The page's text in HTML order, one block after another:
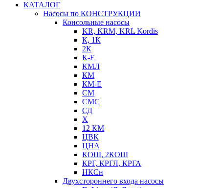
КАТАЛОГ
Насосы по КОНСТРУКЦИИ
Консольные насосы
KR, KRM, KRL Kordis
К, 1К
2К
К-Е
КМЛ
КМ
КМ-Е
СМ
СМС
СД
Х
12 КМ
ЦВК
ЦНА
КОШ, 2КОШ
КРГ, КРГЛ, КРГА
НКСн
Двухстороннего входа насосы